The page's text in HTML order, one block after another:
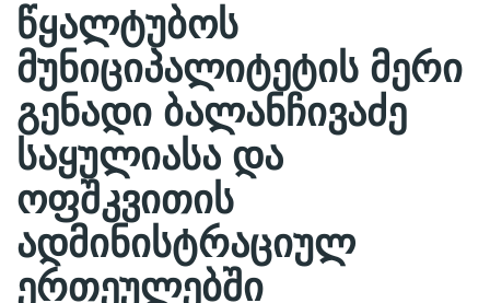
წყალტუბოს
მუნიციპალიტეტის მერი
გენადი ბალანჩივაძე
საყულიასა და
ოფშკვითის
ადმინისტრაციულ
ერთეულებში